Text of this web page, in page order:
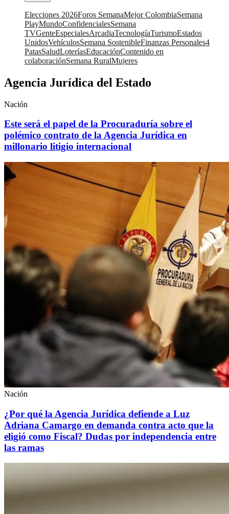
Elecciones 2026Foros SemanaMejor ColombiaSemana
PlayMundoConfidencialesSemana
TVGenteEspecialesArcadiaTecnologíaTurismoEstados
UnidosVehículosSemana SostenibleFinanzas Personales4
PatasSaludLoteríasEducaciónContenido en
colaboraciónSemana RuralMujeres
Agencia Jurídica del Estado
Nación
Este será el papel de la Procuraduría sobre el
polémico contrato de la Agencia Jurídica en
millonario litigio internacional
Nación
¿Por qué la Agencia Jurídica defiende a Luz
Adriana Camargo en demanda contra acto que la
eligió como Fiscal? Dudas por independencia entre
las ramas